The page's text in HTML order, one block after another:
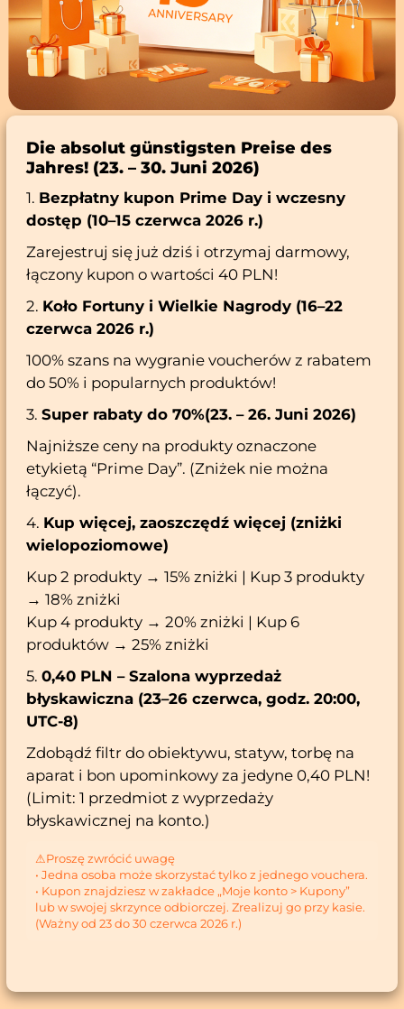
Die absolut günstigsten Preise des
Jahres! (23. – 30. Juni 2026)
1. Bezpłatny kupon Prime Day i wczesny
dostęp (10–15 czerwca 2026 r.)
Zarejestruj się już dziś i otrzymaj darmowy,
łączony kupon o wartości 40 PLN!
2. Koło Fortuny i Wielkie Nagrody (16–22
czerwca 2026 r.)
100% szans na wygranie voucherów z rabatem
do 50% i popularnych produktów!
3.Super rabaty do 70%(23. – 26. Juni 2026)
Najniższe ceny na produkty oznaczone
etykietą “Prime Day”. (Zniżek nie można
łączyć).
4. Kup więcej, zaoszczędź więcej (zniżki
wielopoziomowe)
Kup 2 produkty → 15% zniżki | Kup 3 produkty
→ 18% zniżki
Kup 4 produkty → 20% zniżki | Kup 6
produktów → 25% zniżki
5.0,40 PLN – Szalona wyprzedaż
błyskawiczna (23–26 czerwca, godz. 20:00,
UTC-8)
Zdobądź filtr do obiektywu, statyw, torbę na
aparat i bon upominkowy za jedyne 0,40 PLN!
(Limit: 1 przedmiot z wyprzedaży
błyskawicznej na konto.)
⚠Proszę zwrócić uwagę
• Jedna osoba może skorzystać tylko z jednego vouchera.
• Kupon znajdziesz w zakładce „Moje konto > Kupony”
lub w swojej skrzynce odbiorczej. Zrealizuj go przy kasie.
(Ważny od 23 do 30 czerwca 2026 r.)